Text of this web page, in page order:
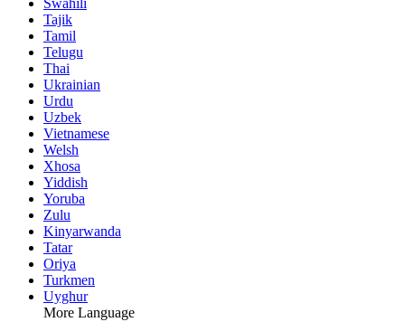
Swahili
Tajik
Tamil
Telugu
Thai
Ukrainian
Urdu
Uzbek
Vietnamese
Welsh
Xhosa
Yiddish
Yoruba
Zulu
Kinyarwanda
Tatar
Oriya
Turkmen
Uyghur
More Language